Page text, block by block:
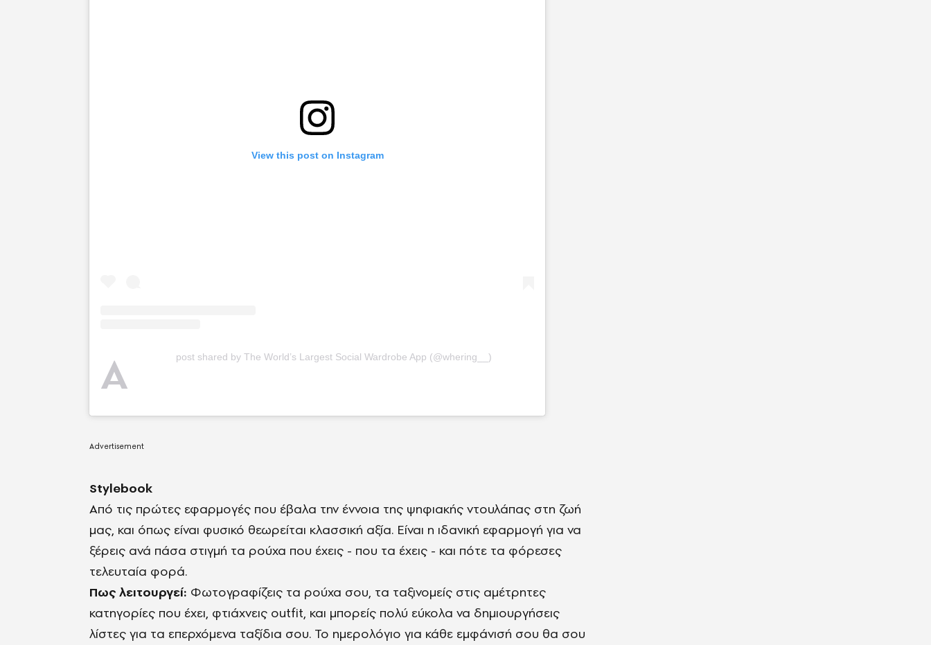
View this post on Instagram
A post shared by The World’s Largest Social Wardrobe App (@whering__)
Stylebook
Από τις πρώτες εφαρμογές που έβαλα την έννοια της ψηφιακής ντουλάπας στη ζωή
μας, και όπως είναι φυσικό θεωρείται κλασσική αξία. Είναι η ιδανική εφαρμογή για να
ξέρεις ανά πάσα στιγμή τα ρούχα που έχεις - που τα έχεις - και πότε τα φόρεσες
τελευταία φορά.
Πως λειτουργεί: Φωτογραφίζεις τα ρούχα σου, τα ταξινομείς στις αμέτρητες
κατηγορίες που έχει, φτιάχνεις outfit, και μπορείς πολύ εύκολα να δημιουργήσεις
λίστες για τα επερχόμενα ταξίδια σου. Το ημερολόγιο για κάθε εμφάνισή σου θα σου